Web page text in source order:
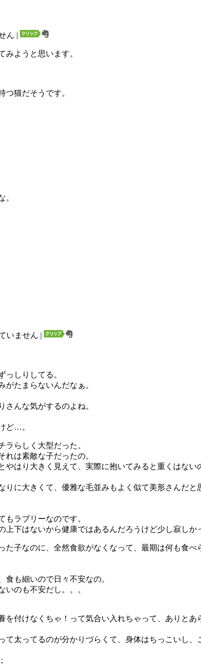
ん |
みようと思います。
猫だそうです。
。
いません |
しりしてる。
たまらないんだなぁ。
んな気がするのよね。
ど…。
らしく大型だった。
は素敵な子だったの。
はり大きく見えて、実際に抱いてみると重くはな
に大きくて、優雅な毛並みもよく似て美形さんだと
ラブリーなのです。
下はないから健康ではあるんだろうけど少し寂しか
子なのに、全然食欲がなくなって、最期は何も食べ
も細いので日々不安なの。
のも不安だし。。。
付けなくちゃ！って気合い入れちゃって、ありとあ
太ってるのが分かりづらくて、身体はちっこいし